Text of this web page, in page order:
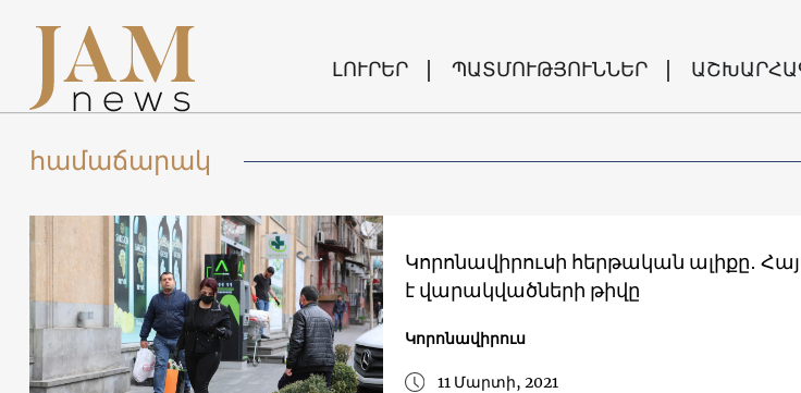
ԼՈՒՐԵՐ ՊԱՏՄՈՒԹՅՈՒՆՆԵՐ
համաճարակ
Կորոնավիրուսի հերթական ալիքը․
է վարակվածների թիվը
Կորոնավիրուս
11 Մարտի, 2021